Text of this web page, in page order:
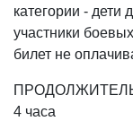
категории - дети
участники
билет не
4 часа